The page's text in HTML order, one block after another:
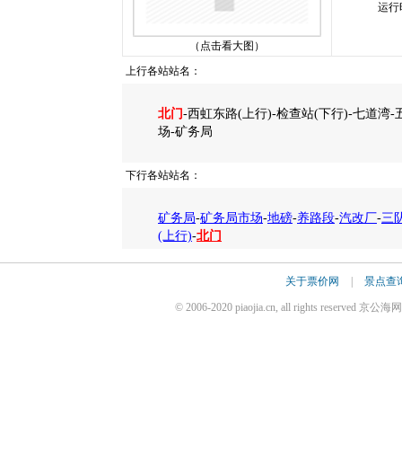
（点击看大图）
运行
上行各站站名：
北门-西虹东路(上行)-检查站(下行)-七道湾-
场-矿务局
下行各站站名：
矿务局-矿务局市场-地磅-养路段-汽改厂-三
(上行)-北门
关于票价网 景点查
© 2006-2020 piaojia.cn, all rights reserved 京公海